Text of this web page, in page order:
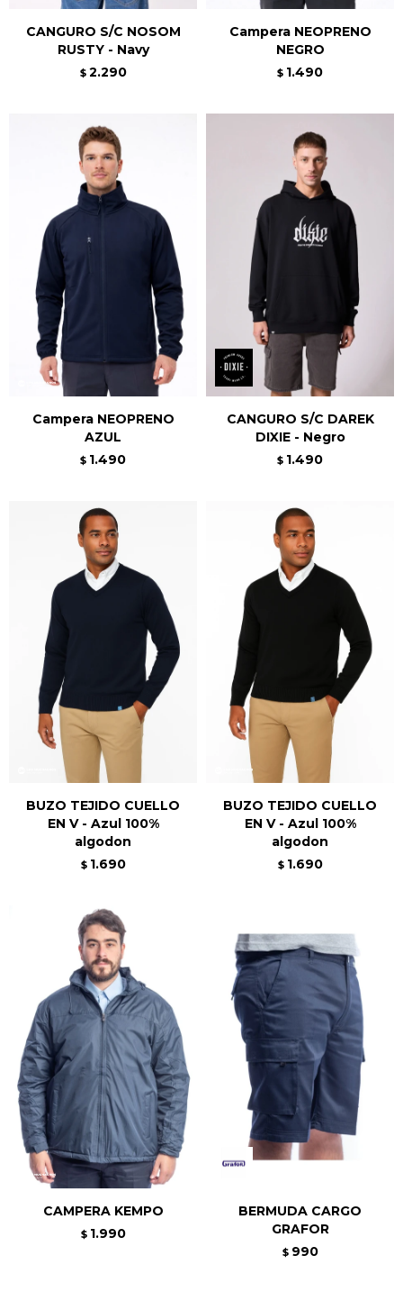
CANGURO S/C NOSOM
RUSTY - Navy
$ 2.290
Campera NEOPRENO
NEGRO
$ 1.490
Campera NEOPRENO
AZUL
$ 1.490
CANGURO S/C DAREK
DIXIE - Negro
$ 1.490
BUZO TEJIDO CUELLO
EN V - Azul 100%
algodon
$ 1.690
BUZO TEJIDO CUELLO
EN V - Azul 100%
algodon
$ 1.690
CAMPERA KEMPO
$ 1.990
BERMUDA CARGO
GRAFOR
$ 990